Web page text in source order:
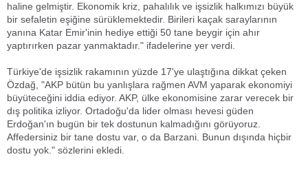
haline gelmiştir. Ekonomik kriz, pahalılık ve işsizlik halkımızı büyük
bir sefaletin eşiğine sürüklemektedir. Birileri kaçak saraylarının
yanına Katar Emir'inin hediye ettiği 50 tane beygir için ahır
yaptırırken pazar yanmaktadır." ifadelerine yer verdi.
Türkiye'de işsizlik rakamının yüzde 17'ye ulaştığına dikkat çeken
Özdağ, "AKP bütün bu yanlışlara rağmen AVM yaparak ekonomiyi
büyüteceğini iddia ediyor. AKP, ülke ekonomisine zarar verecek bir
dış politika izliyor. Ortadoğu'da lider olması hevesi güden
Erdoğan'ın bugün bir tek dostunun kalmadığını görüyoruz.
Affedersiniz bir tane dostu var, o da Barzani. Bunun dışında hiçbir
dostu yok." sözlerini ekledi.